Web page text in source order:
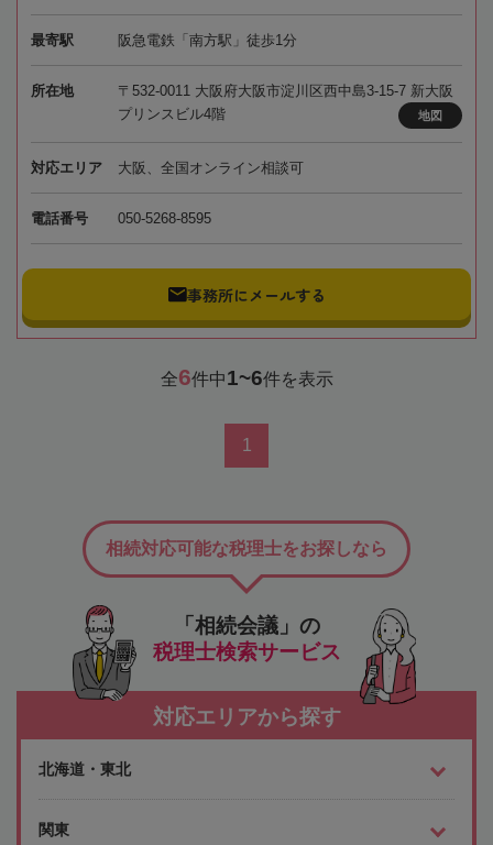
最寄駅 阪急電鉄「南方駅」徒歩1分
所在地
〒532-0011 大阪府大阪市淀川区西中島3-15-7 新大阪
プリンスビル4階
地図
対応エリア 大阪、全国オンライン相談可
電話番号 050-5268-8595
事務所にメールする
全6件中1~6件を表示
1
「相続会議」の
税理士検索サービス
相続対応可能な税理士をお探しなら
対応エリアから探す
北海道・東北
関東